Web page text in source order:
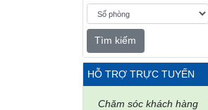
Tìm kiếm
HỖ TRỢ TRỰC TUYẾN
Chăm sóc khách hàng